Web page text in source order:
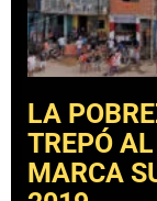
LA
TREPÓ
MARCA